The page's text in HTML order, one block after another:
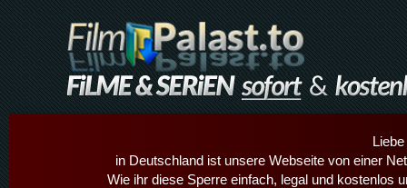
in Deutschland ist unsere Webseite von einer
Wie ihr diese Sperre einfach, legal und kostenlos